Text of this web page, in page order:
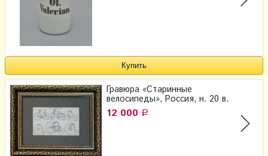
Гравюра «Старинные
велосипеды», Россия, н. 20 в.
12 000 Р